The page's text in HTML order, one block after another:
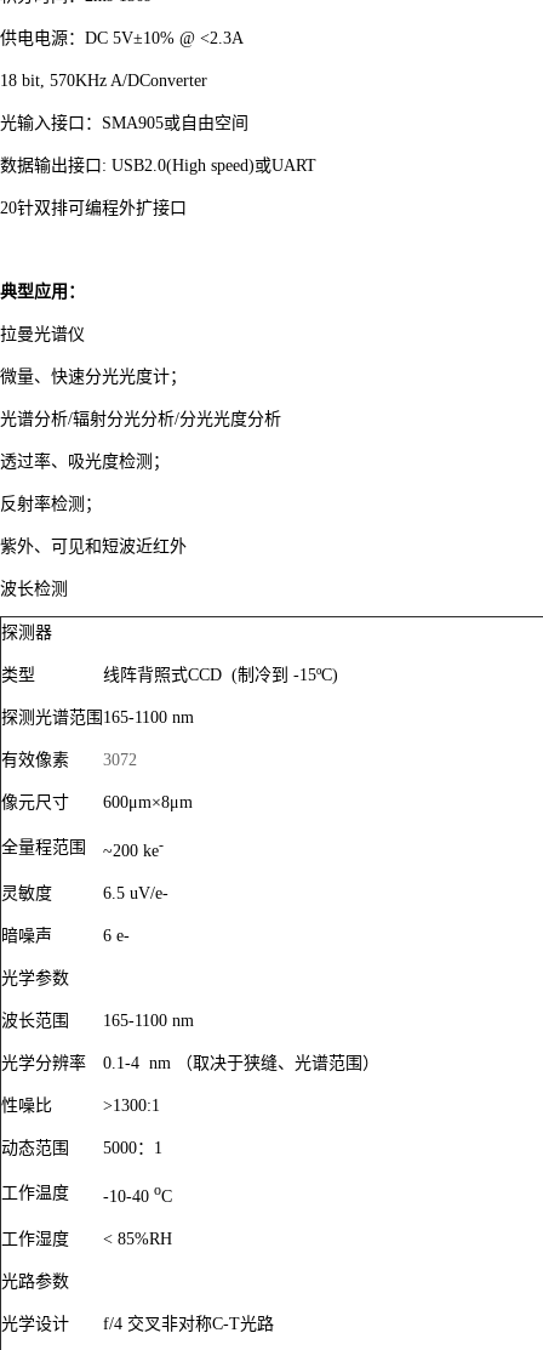
供电电源：DC 5V±10% @ <2.3A
18 bit, 570KHz A/DConverter
光输入接口：SMA905或自由空间
数据输出接口: USB2.0(High speed)或UART
20针双排可编程外扩接口
典型应用：
拉曼光谱仪
微量、快速分光光度计；
光谱分析/辐射分光分析/分光光度分析
透过率、吸光度检测；
反射率检测；
紫外、可见和短波近红外
波长检测
探测器
类型 线阵背照式CCD (制冷到 -15ºC)
探测光谱范围 165-1100 nm
有效像素 3072
像元尺寸 600μm×8μm
全量程范围 ~200 ke-
灵敏度 6.5 uV/e-
暗噪声 6 e-
光学参数
波长范围 165-1100 nm
光学分辨率 0.1-4 nm （取决于狭缝、光谱范围）
性噪比 >1300:1
动态范围 5000：1
工作温度 -10-40 oC
工作湿度 < 85%RH
光路参数
光学设计 f/4 交叉非对称C-T光路